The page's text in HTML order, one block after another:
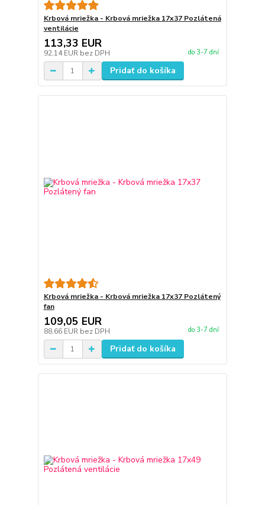
Krbová mriežka - Krbová mriežka 17x37 Pozlátená
ventilácie
113,33 EUR
92,14 EUR bez DPH do 3-7 dní
Pridať do košíka
Krbová mriežka - Krbová mriežka 17x37 Pozlátený
fan
109,05 EUR
88,66 EUR bez DPH do 3-7 dní
Pridať do košíka